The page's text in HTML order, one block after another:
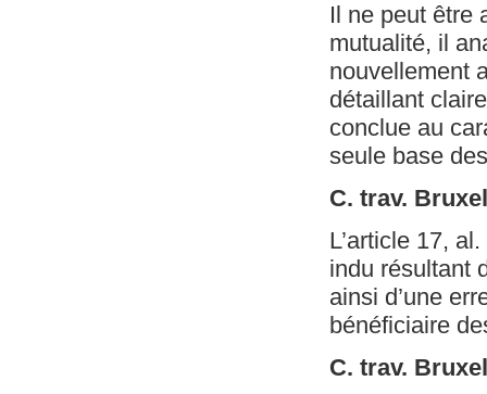
Il ne peut être
mutualité, il
nouvellement
détaillant
conclue au
seule base
C. trav.
L’article 17,
indu résultant
ainsi d’une
bénéficiaire
C. trav.